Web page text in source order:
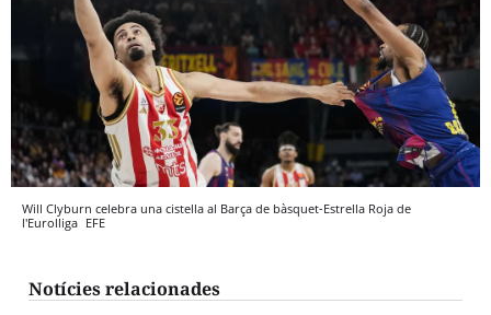
Will Clyburn celebra una cistella al Barça de bàsquet-Estrella Roja de
l'Eurolliga EFE
Notícies relacionades